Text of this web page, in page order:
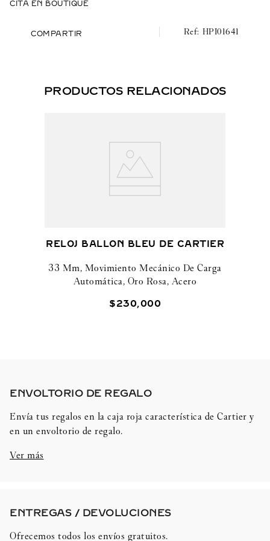
CITA EN BOUTIQUE
COMPARTIR HPI01641
PRODUCTOS RELACIONADOS
RELOJ BALLON BLEU DE CARTIER
33 Mm, Movimiento Mecánico De Carga
Automática, Oro Rosa, Acero
$230,000
ENVOLTORIO DE REGALO​
Envía tus regalos en la caja roja característica de Cartier y
en un envoltorio de regalo.
Ver más
ENTREGAS / DEVOLUCIONES​
Ofrecemos todos los envíos gratuitos.